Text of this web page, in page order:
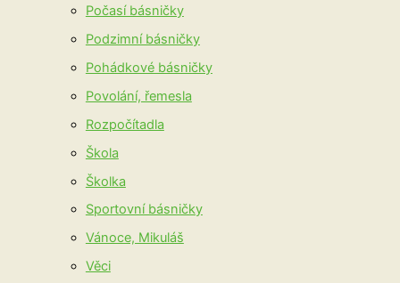
Počasí básničky
Podzimní básničky
Pohádkové básničky
Povolání, řemesla
Rozpočítadla
Škola
Školka
Sportovní básničky
Vánoce, Mikuláš
Věci